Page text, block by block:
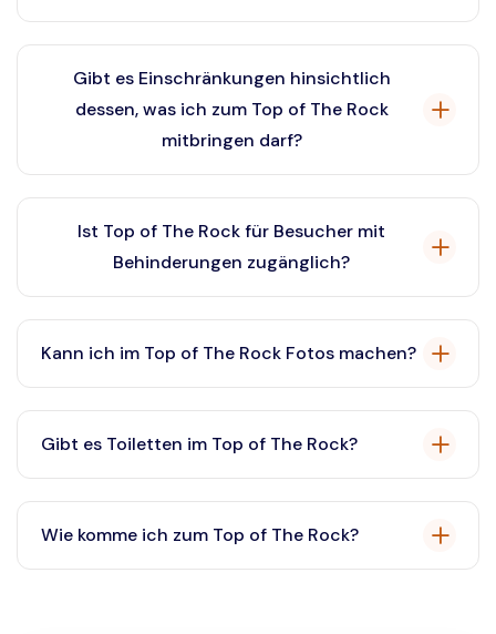
Ein typischer Besuch im Top of The Rock dauert
zwischen 1 und 2 Stunden.
Gibt es Einschränkungen hinsichtlich
dessen, was ich zum Top of The Rock
mitbringen darf?
Das Mitbringen von Speisen und Getränken ist in der
Regel nicht gestattet.
Ist Top of The Rock für Besucher mit
Behinderungen zugänglich?
Ja, Top of The Rock ist für Besucher mit
Behinderungen vollständig zugänglich. Auf dem
Kann ich im Top of The Rock Fotos machen?
Ja, das Fotografieren im Top of The Rock ist
erwünscht. Bringen Sie Ihre Kamera oder Ihr
Gibt es Toiletten im Top of The Rock?
Ja, auf den Aussichtsplattformen stehen den
Besuchern Toiletten zur Verfügung.
Wie komme ich zum Top of The Rock?